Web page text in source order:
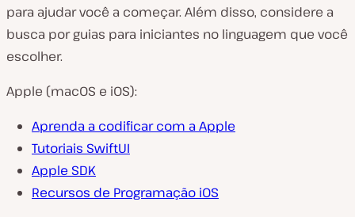
para ajudar você a começar. Além disso, considere a
busca por guias para iniciantes no linguagem que você
escolher.
Apple (macOS e iOS):
Aprenda a codificar com a Apple
Tutoriais SwiftUI
Apple SDK
Recursos de Programação iOS